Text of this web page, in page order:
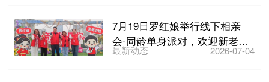
7月19日罗红娘举行线下相亲
会-同龄单身派对，欢迎新老会
员报名
最新动态 2026-07-04